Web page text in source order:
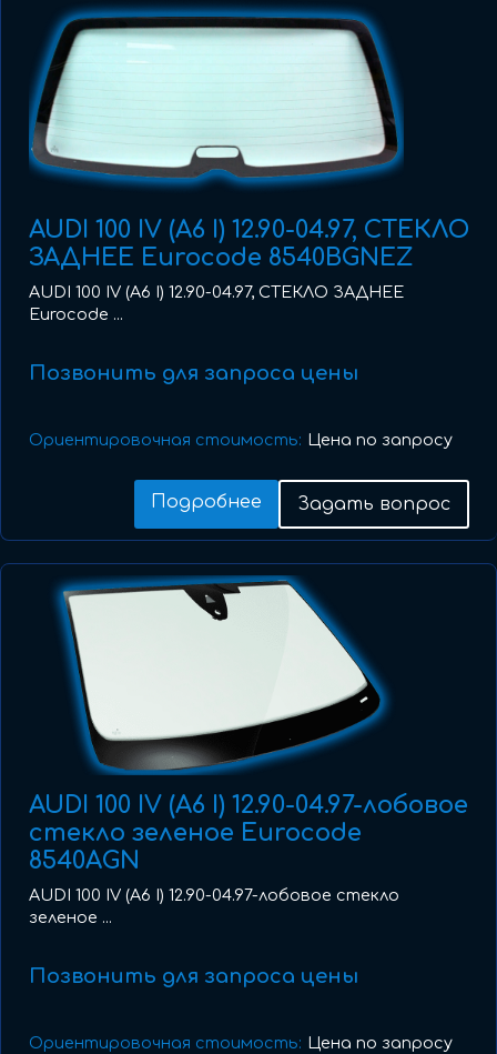
AUDI 100 IV (A6 I) 12.90-04.97, СТЕКЛО
ЗАДНЕЕ Eurocode 8540BGNEZ
AUDI 100 IV (A6 I) 12.90-04.97, СТЕКЛО ЗАДНЕЕ
Eurocode ...
Позвонить для запроса цены
Ориентировочная стоимость: Цена по запросу
Подробнее Задать вопрос
AUDI 100 IV (A6 I) 12.90-04.97-лобовое
стекло зеленое Eurocode
8540AGN
AUDI 100 IV (A6 I) 12.90-04.97-лобовое стекло
зеленое ...
Позвонить для запроса цены
Ориентировочная стоимость: Цена по запросу